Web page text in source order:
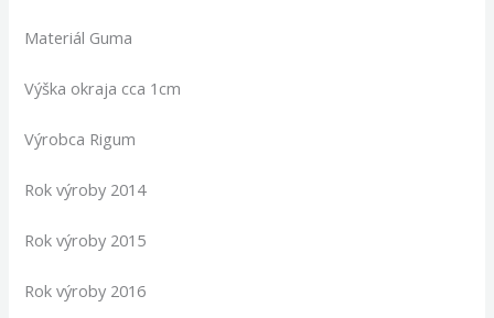
Materiál Guma
Výška okraja cca 1cm
Výrobca Rigum
Rok výroby 2014
Rok výroby 2015
Rok výroby 2016